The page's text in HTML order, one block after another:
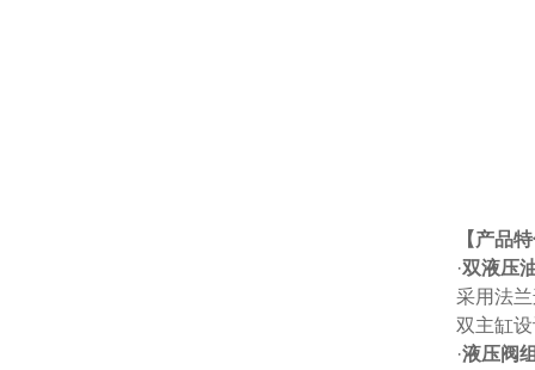
【产品
·双液压
采用法
双主缸
·液压阀